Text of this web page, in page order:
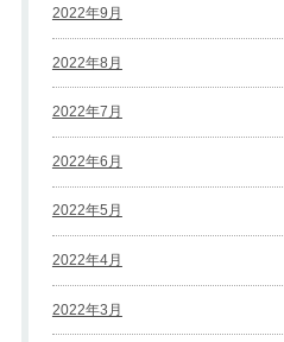
2022年9月
2022年8月
2022年7月
2022年6月
2022年5月
2022年4月
2022年3月